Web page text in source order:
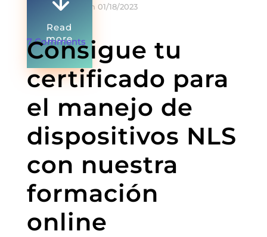
On 01/18/2023
Read
more
7 Comments
Consigue tu
certificado para
el manejo de
dispositivos NLS
con nuestra
formación
online